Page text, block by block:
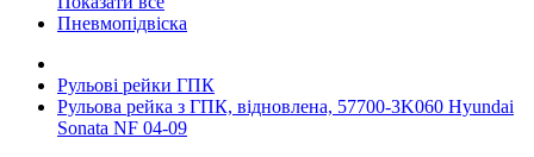
Пневмопідвіска
Рульові рейки ГПК
Рульова рейка з ГПК, відновлена, 57700-3K060 Hyundai
Sonata NF 04-09